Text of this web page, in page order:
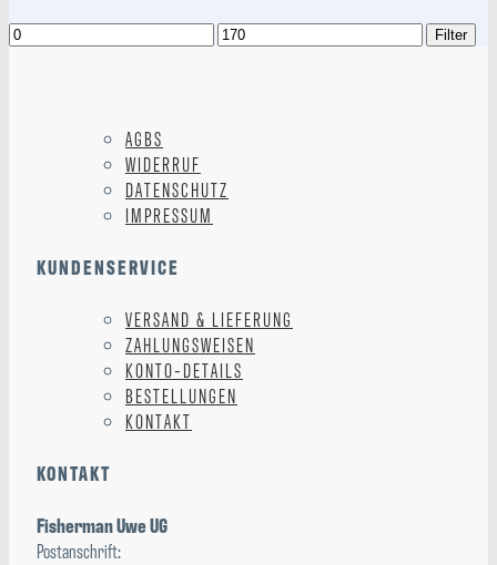
Min.
Max.
Filter
AGBS
WIDERRUF
DATENSCHUTZ
IMPRESSUM
KUNDENSERVICE
VERSAND & LIEFERUNG
ZAHLUNGSWEISEN
KONTO-DETAILS
BESTELLUNGEN
KONTAKT
KONTAKT
Fisherman Uwe UG
Postanschrift: